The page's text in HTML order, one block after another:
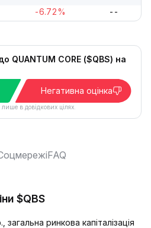
-6.72% --
QUANTUM CORE ($QBS) на
Негативна оцінка
в довідкових цілях.
FAQ
$QBS
ринкова капіталізація